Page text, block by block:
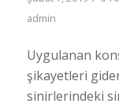
admin
Uygulanan
şikayetleri
sinirlerindeki